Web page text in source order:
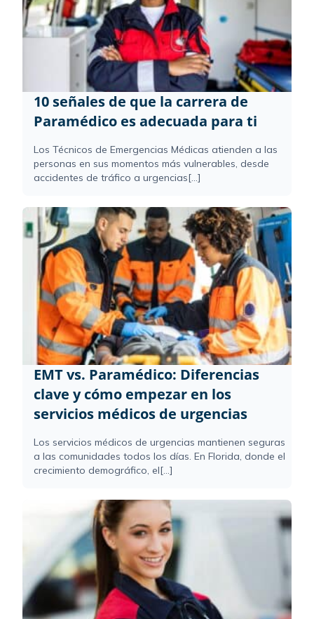
10 señales de que la carrera de
Paramédico es adecuada para ti
Los Técnicos de Emergencias Médicas atienden a las
personas en sus momentos más vulnerables, desde
accidentes de tráfico a urgencias[...]
EMT vs. Paramédico: Diferencias
clave y cómo empezar en los
servicios médicos de urgencias
Los servicios médicos de urgencias mantienen seguras
a las comunidades todos los días. En Florida, donde el
crecimiento demográfico, el[...]